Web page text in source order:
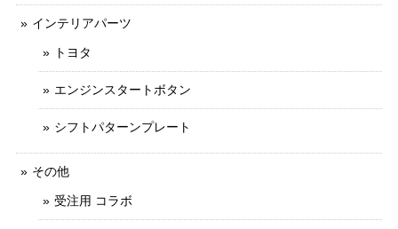
インテリアパーツ
トヨタ
エンジンスタートボタン
シフトパターンプレート
その他
受注用 コラボ